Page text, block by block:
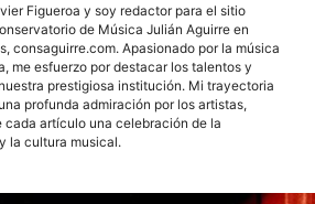
Figueroa y soy redactor para el sitio
de Música Julián Aguirre en
consaguirre.com. Apasionado por la música
me esfuerzo por destacar los talentos y
prestigiosa institución. Mi trayectoria
profunda admiración por los artistas,
cada artículo una celebración de la
la cultura musical.